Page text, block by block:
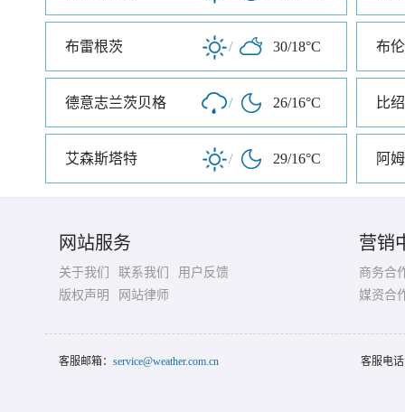
布雷根茨 / 30/18°C 布
德意志兰茨贝格 / 26/16°C 比
艾森斯塔特 / 29/16°C 阿
网站服务
关于我们 联系我们
用户反馈
版权声明
网站律师
营销
商务合
媒资合
客服邮箱： service@weather.com.cn 客服电